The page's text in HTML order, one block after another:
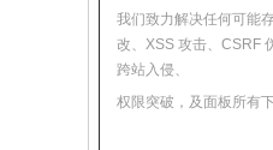
我们致力解决任何可能
改、XSS 攻击、CSRF
跨站入侵、
权限突破，及面板所有